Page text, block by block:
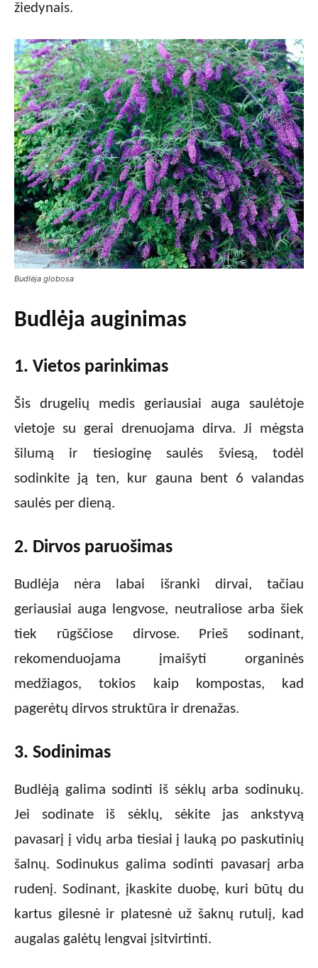
žiedynais.
Budlėja globosa
Budlėja auginimas
1. Vietos parinkimas
Šis drugelių medis geriausiai auga saulėtoje
vietoje su gerai drenuojama dirva. Ji mėgsta
šilumą ir tiesioginę saulės šviesą, todėl
sodinkite ją ten, kur gauna bent 6 valandas
saulės per dieną.
2. Dirvos paruošimas
Budlėja nėra labai išranki dirvai, tačiau
geriausiai auga lengvose, neutraliose arba šiek
tiek rūgščiose dirvose. Prieš sodinant,
rekomenduojama įmaišyti organinės
medžiagos, tokios kaip kompostas, kad
pagerėtų dirvos struktūra ir drenažas.
3. Sodinimas
Budlėją galima sodinti iš sėklų arba sodinukų.
Jei sodinate iš sėklų, sėkite jas ankstyvą
pavasarį į vidų arba tiesiai į lauką po paskutinių
šalnų. Sodinukus galima sodinti pavasarį arba
rudenį. Sodinant, įkaskite duobę, kuri būtų du
kartus gilesnė ir platesnė už šaknų rutulį, kad
augalas galėtų lengvai įsitvirtinti.